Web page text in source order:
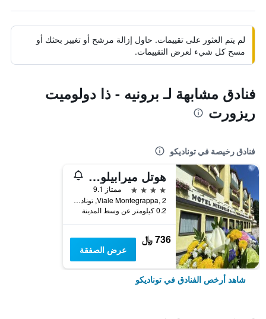
لم يتم العثور على تقييمات. حاول إزالة مرشح أو تغيير بحثك أو
مسح كل شيء لعرض التقييمات.
فنادق مشابهة لـ برونيه - ذا دولوميت
ريزورت
فنادق رخيصة في توناديكو
هوتل ميرابيلو - سلو هوتل بينيسيري
4 نجوم
ممتاز 9.1
Viale Montegrappa, 2, توناديكو, مقاطعة ترينتو, إيطاليا
0.2 كيلومتر عن وسط المدينة
736 ﷼
عرض الصفقة
شاهد أرخص الفنادق في توناديكو